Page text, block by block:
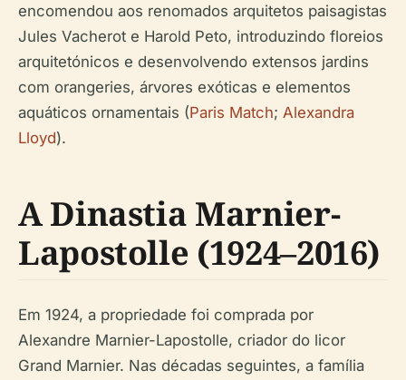
encomendou aos renomados arquitetos paisagistas
Jules Vacherot e Harold Peto, introduzindo floreios
arquitetónicos e desenvolvendo extensos jardins
com orangeries, árvores exóticas e elementos
aquáticos ornamentais (Paris Match; Alexandra
Lloyd).
A Dinastia Marnier-
Lapostolle (1924–2016)
Em 1924, a propriedade foi comprada por
Alexandre Marnier-Lapostolle, criador do licor
Grand Marnier. Nas décadas seguintes, a família